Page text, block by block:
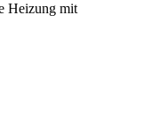
Heizung mit